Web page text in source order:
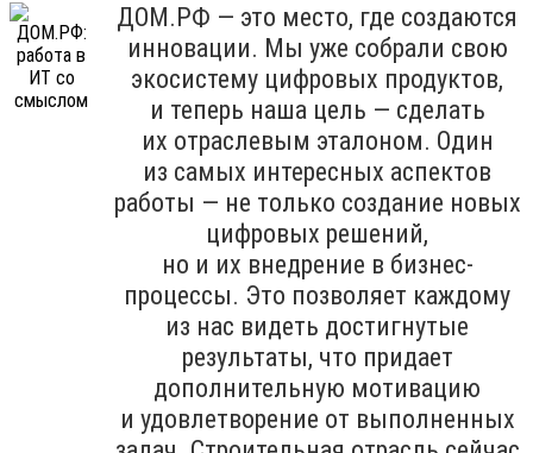
ДОМ.РФ — это место, где создаются
инновации. Мы уже собрали свою
экосистему цифровых продуктов,
и теперь наша цель — сделать
их отраслевым эталоном. Один
из самых интересных аспектов
работы — не только создание новых
цифровых решений,
но и их внедрение в бизнес-
процессы. Это позволяет каждому
из нас видеть достигнутые
результаты, что придает
дополнительную мотивацию
и удовлетворение от выполненных